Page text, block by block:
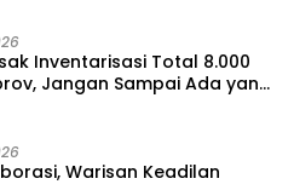
Inventarisasi Total 8.000
Jangan Sampai Ada yang
Warisan Keadilan